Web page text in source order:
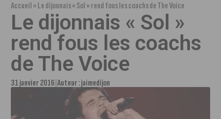
Accueil»Le dijonnais « Sol » rend fous les coachs de The Voice
Le dijonnais « Sol »
rend fous les coachs
de The Voice
31 janvier 2016 Auteur :jaimedijon